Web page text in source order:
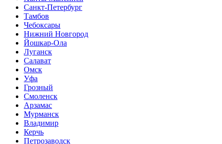
Санкт-Петербург
Тамбов
Чебоксары
Нижний Новгород
Йошкар-Ола
Луганск
Салават
Омск
Уфа
Грозный
Смоленск
Арзамас
Мурманск
Владимир
Керчь
Петрозаводск